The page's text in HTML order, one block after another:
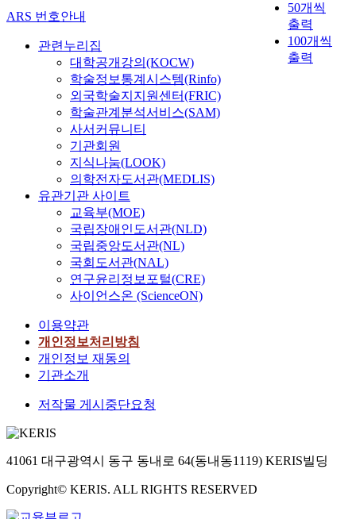
50개씩
출력
100개씩
출력
ARS 번호안내
관련누리집
대학공개강의(KOCW)
학술정보통계시스템(Rinfo)
외국학술지지원센터(FRIC)
학술관계분석서비스(SAM)
사서커뮤니티
기관회원
지식나눔(LOOK)
의학전자도서관(MEDLIS)
유관기관 사이트
교육부(MOE)
국립장애인도서관(NLD)
국립중앙도서관(NL)
국회도서관(NAL)
연구윤리정보포털(CRE)
사이언스온 (ScienceON)
이용약관
개인정보처리방침
개인정보 재동의
기관소개
저작물 게시중단요청
41061 대구광역시 동구 동내로 64(동내동1119) KERIS빌딩
Copyright© KERIS. ALL RIGHTS RESERVED